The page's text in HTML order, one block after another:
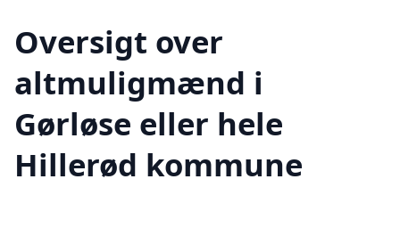
Oversigt over
altmuligmænd i
Gørløse eller hele
Hillerød kommune